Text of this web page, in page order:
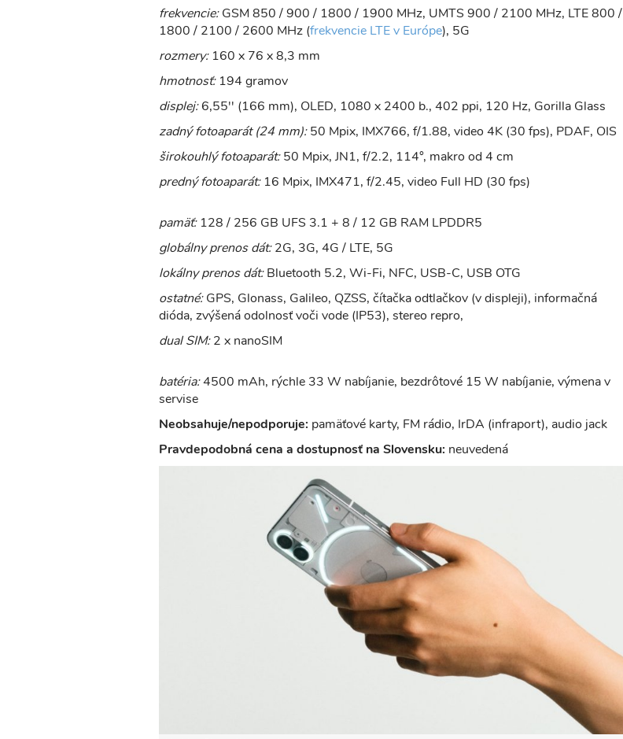
frekvencie:GSM 850 / 900 / 1800 / 1900 MHz, UMTS 900 / 2100 MHz, LTE 800 /
1800 / 2100 / 2600 MHz (frekvencie LTE v Európe), 5G
rozmery: 160 x 76 x 8,3 mm
hmotnosť: 194 gramov
displej:6,55'' (166 mm), OLED, 1080 x 2400 b., 402 ppi, 120 Hz, Gorilla Glass
zadný fotoaparát (24 mm):50 Mpix, IMX766, f/1.88, video 4K (30 fps), PDAF, OIS
širokouhlý fotoaparát:50 Mpix, JN1, f/2.2, 114°, makro od 4 cm
predný fotoaparát: 16 Mpix, IMX471, f/2.45, video Full HD (30 fps)
pamäť:128 / 256 GB UFS 3.1 + 8 / 12 GB RAM LPDDR5
globálny prenos dát:2G, 3G, 4G / LTE, 5G
lokálny prenos dát:Bluetooth 5.2, Wi-Fi, NFC, USB-C, USB OTG
ostatné:GPS, Glonass, Galileo, QZSS, čítačka odtlačkov (v displeji), informačná
dióda, zvýšená odolnosť voči vode (IP53), stereo repro,
dual SIM:2 x nanoSIM
batéria:4500 mAh, rýchle 33 W nabíjanie, bezdrôtové 15 W nabíjanie, výmena v
servise
Neobsahuje/nepodporuje: pamäťové karty, FM rádio, IrDA (infraport), audio jack
Pravdepodobná cena a dostupnosť na Slovensku: neuvedená